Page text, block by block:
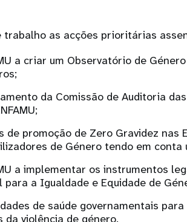
trabalho as acções prioritárias
a criar um Observatório de
da Comissão de Auditoria
de promoção de Zero Gravidez nas
de Género tendo em
a implementar os instrumentos
para a Igualdade e Equidade de
de saúde governamentais
da violência de género.